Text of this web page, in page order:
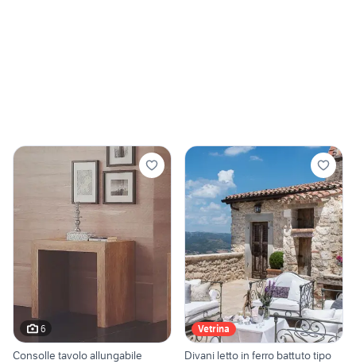
6
Consolle tavolo allungabile
Vetrina
Divani letto in ferro battuto tipo